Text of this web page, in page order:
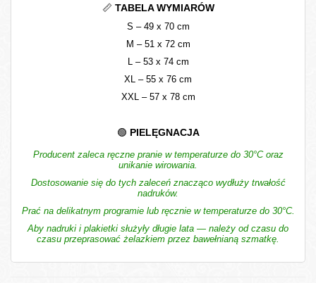
📏 TABELA WYMIARÓW
S – 49 x 70 cm
M – 51 x 72 cm
L – 53 x 74 cm
XL – 55 x 76 cm
XXL – 57 x 78 cm
🟢 PIELĘGNACJA
Producent zaleca ręczne pranie w temperaturze do 30°C oraz
unikanie wirowania.
Dostosowanie się do tych zaleceń znacząco wydłuży trwałość
nadruków.
Prać na delikatnym programie lub ręcznie w temperaturze do 30°C.
Aby nadruki i plakietki służyły długie lata — należy od czasu do
czasu przeprasować żelazkiem przez bawełnianą szmatkę.